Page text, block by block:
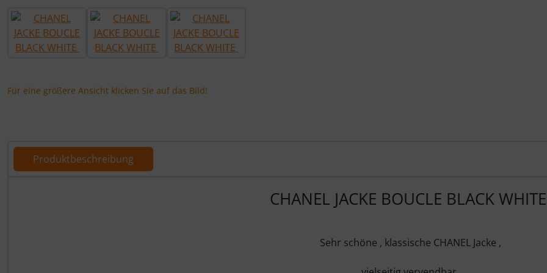
Für eine größere Ansicht klicken Sie auf das Bild!
Produktbeschreibung
CHANEL JACKE BOUCLE BLACK
Sehr schöne , klassische CHANEL Jacke ,